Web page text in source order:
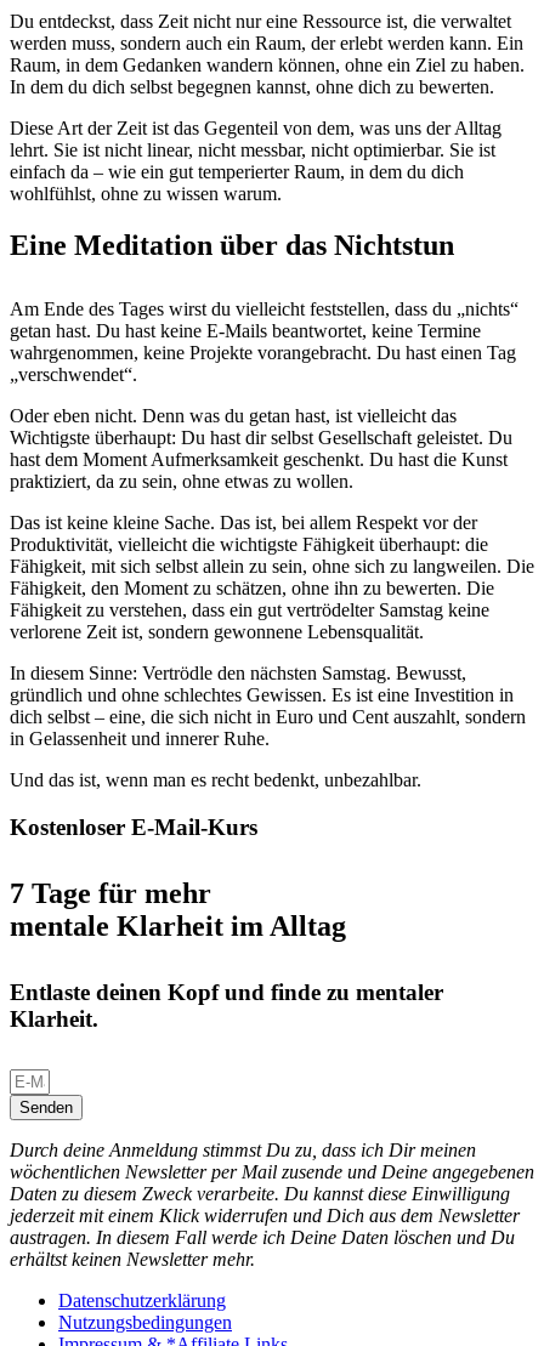
Du entdeckst, dass Zeit nicht nur eine Ressource ist, die verwaltet
werden muss, sondern auch ein Raum, der erlebt werden kann. Ein
Raum, in dem Gedanken wandern können, ohne ein Ziel zu haben.
In dem du dich selbst begegnen kannst, ohne dich zu bewerten.
Diese Art der Zeit ist das Gegenteil von dem, was uns der Alltag
lehrt. Sie ist nicht linear, nicht messbar, nicht optimierbar. Sie ist
einfach da – wie ein gut temperierter Raum, in dem du dich
wohlfühlst, ohne zu wissen warum.
Eine Meditation über das Nichtstun
Am Ende des Tages wirst du vielleicht feststellen, dass du „nichts“
getan hast. Du hast keine E-Mails beantwortet, keine Termine
wahrgenommen, keine Projekte vorangebracht. Du hast einen Tag
„verschwendet“.
Oder eben nicht. Denn was du getan hast, ist vielleicht das
Wichtigste überhaupt: Du hast dir selbst Gesellschaft geleistet. Du
hast dem Moment Aufmerksamkeit geschenkt. Du hast die Kunst
praktiziert, da zu sein, ohne etwas zu wollen.
Das ist keine kleine Sache. Das ist, bei allem Respekt vor der
Produktivität, vielleicht die wichtigste Fähigkeit überhaupt: die
Fähigkeit, mit sich selbst allein zu sein, ohne sich zu langweilen. Die
Fähigkeit, den Moment zu schätzen, ohne ihn zu bewerten. Die
Fähigkeit zu verstehen, dass ein gut vertrödelter Samstag keine
verlorene Zeit ist, sondern gewonnene Lebensqualität.
In diesem Sinne: Vertrödle den nächsten Samstag. Bewusst,
gründlich und ohne schlechtes Gewissen. Es ist eine Investition in
dich selbst – eine, die sich nicht in Euro und Cent auszahlt, sondern
in Gelassenheit und innerer Ruhe.
Und das ist, wenn man es recht bedenkt, unbezahlbar.
Kostenloser E-Mail-Kurs
7 Tage für mehr
mentale Klarheit im Alltag
Entlaste deinen Kopf und finde zu mentaler
Klarheit.
Senden
Durch deine Anmeldung stimmst Du zu, dass ich Dir meinen
wöchentlichen Newsletter per Mail zusende und Deine angegebenen
Daten zu diesem Zweck verarbeite. Du kannst diese Einwilligung
jederzeit mit einem Klick widerrufen und Dich aus dem Newsletter
austragen. In diesem Fall werde ich Deine Daten löschen und Du
erhältst keinen Newsletter mehr.
Datenschutzerklärung
Nutzungsbedingungen